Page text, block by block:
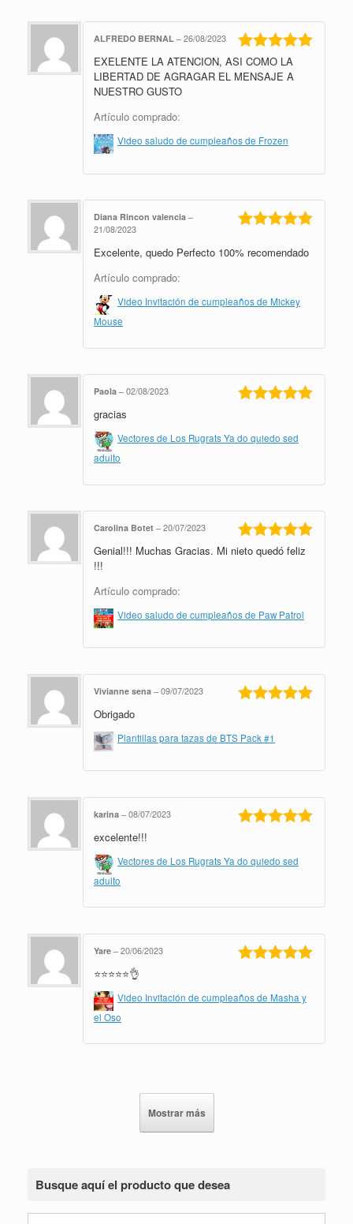
Valorado en
5de 5
ALFREDO BERNAL – 26/08/2023
EXELENTE LA ATENCION, ASI COMO LA
LIBERTAD DE AGRAGAR EL MENSAJE A
NUESTRO GUSTO
Artículo comprado:
Video saludo de cumpleaños de Frozen
5 de 5
Diana Rincon valencia –
21/08/2023
Excelente, quedo Perfecto 100% recomendado
Artículo comprado:
Video Invitación de cumpleaños de Mickey
Mouse
Paola – 02/08/2023
gracias
Vectores de Los Rugrats Ya do quiedo sed
adulto
Valorado en
Carolina Botet – 20/07/2023
Genial!!! Muchas Gracias. Mi nieto quedó feliz
!!!
Artículo comprado:
Video saludo de cumpleaños de Paw Patrol
Vivianne sena – 09/07/2023
Obrigado
Plantillas para tazas de BTS Pack #1
karina – 08/07/2023
excelente!!!
Vectores de Los Rugrats Ya do quiedo sed
adulto
Yare – 20/06/2023
⭐⭐⭐⭐⭐👌
Video Invitación de cumpleaños de Masha y
el Oso
Mostrar más
Busque aquí el producto que desea